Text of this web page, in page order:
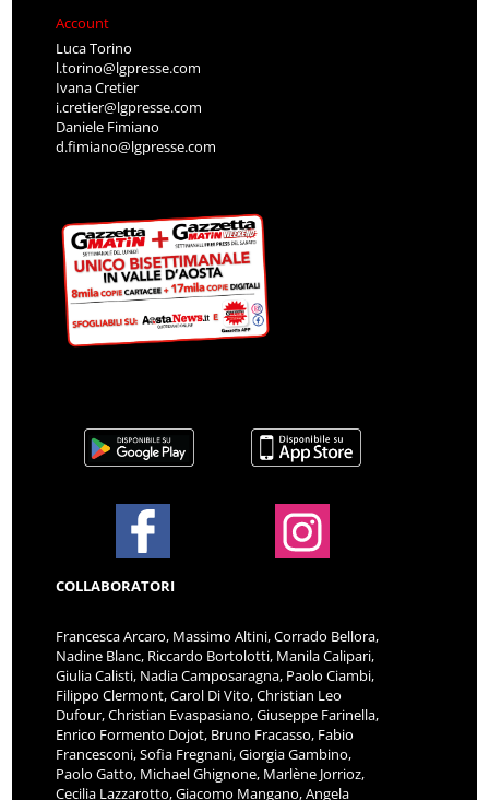
Account
Luca Torino
l.torino@lgpresse.com
Ivana Cretier
i.cretier@lgpresse.com
Daniele Fimiano
d.fimiano@lgpresse.com
COLLABORATORI
Francesca Arcaro, Massimo Altini, Corrado Bellora,
Nadine Blanc, Riccardo Bortolotti, Manila Calipari,
Giulia Calisti, Nadia Camposaragna, Paolo Ciambi,
Filippo Clermont, Carol Di Vito, Christian Leo
Dufour, Christian Evaspasiano, Giuseppe Farinella,
Enrico Formento Dojot, Bruno Fracasso, Fabio
Francesconi, Sofia Fregnani, Giorgia Gambino,
Paolo Gatto, Michael Ghignone, Marlène Jorrioz,
Cecilia Lazzarotto, Giacomo Mangano, Angela